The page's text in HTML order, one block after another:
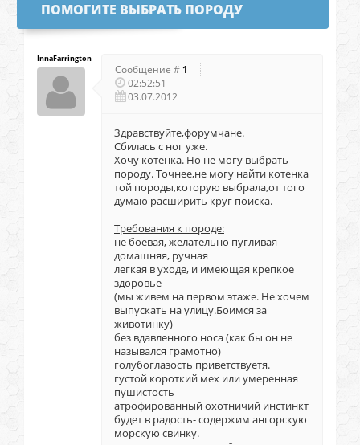
ПОМОГИТЕ ВЫБРАТЬ ПОРОДУ
InnaFarrington
Сообщение # 1
02:52:51
03.07.2012
Здравствуйте,форумчане.
Сбилась с ног уже.
Хочу котенка. Но не могу выбрать
породу. Точнее,не могу найти котенка
той породы,которую выбрала,от того
думаю расширить круг поиска.
Требования к породе:
не боевая, желательно пугливая
домашняя, ручная
легкая в уходе, и имеющая крепкое
здоровье
(мы живем на первом этаже. Не хочем
выпускать на улицу.Боимся за
животинку)
без вдавленного носа (как бы он не
назывался грамотно)
голубоглазость приветствуетя.
густой короткий мех или умеренная
пушистость
атрофированный охотничий инстинкт
будет в радость- содержим ангорскую
морскую свинку.